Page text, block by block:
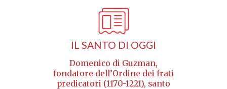
IL SANTO DI OGGI
Domenico di Guzman,
fondatore dell’Ordine dei frati
predicatori (1170-1221), santo